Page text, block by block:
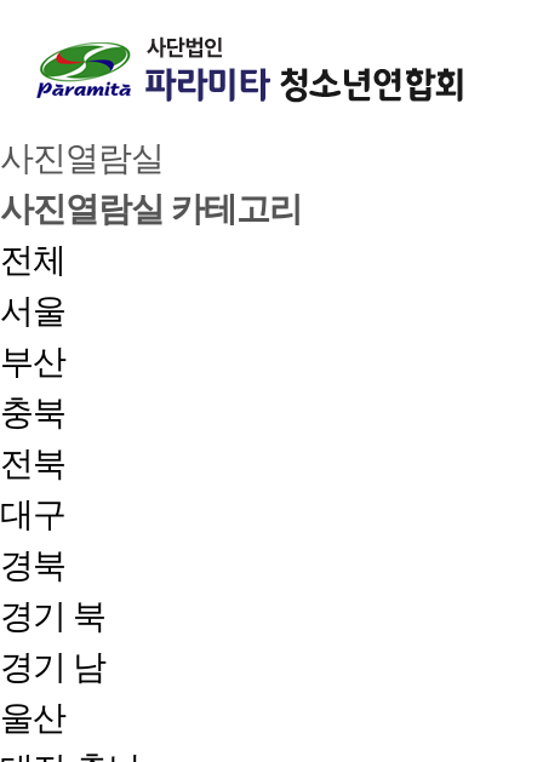
사진열람실
사진열람실 카테고리
전체
서울
부산
충북
전북
대구
경북
경기 북
경기 남
울산